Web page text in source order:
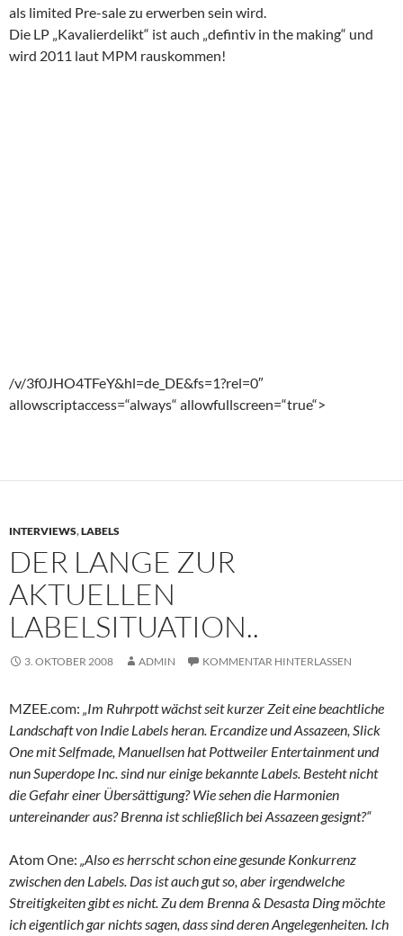
als limited Pre-sale zu erwerben sein wird.
Die LP „Kavalierdelikt“ ist auch „defintiv in the making“ und
wird 2011 laut MPM rauskommen!
/v/3f0JHO4TFeY&hl=de_DE&fs=1?rel=0″
allowscriptaccess=“always“ allowfullscreen=“true“>
INTERVIEWS,LABELS
DER LANGE ZUR
AKTUELLEN
LABELSITUATION..
3. OKTOBER 2008 ADMIN KOMMENTAR HINTERLASSEN
MZEE.com: „Im Ruhrpott wächst seit kurzer Zeit eine beachtliche
Landschaft von Indie Labels heran. Ercandize und Assazeen, Slick
One mit Selfmade, Manuellsen hat Pottweiler Entertainment und
nun Superdope Inc. sind nur einige bekannte Labels. Besteht nicht
die Gefahr einer Übersättigung? Wie sehen die Harmonien
untereinander aus? Brenna ist schließlich bei Assazeen gesignt?“
Atom One: „Also es herrscht schon eine gesunde Konkurrenz
zwischen den Labels. Das ist auch gut so, aber irgendwelche
Streitigkeiten gibt es nicht. Zu dem Brenna & Desasta Ding möchte
ich eigentlich gar nichts sagen, dass sind deren Angelegenheiten. Ich